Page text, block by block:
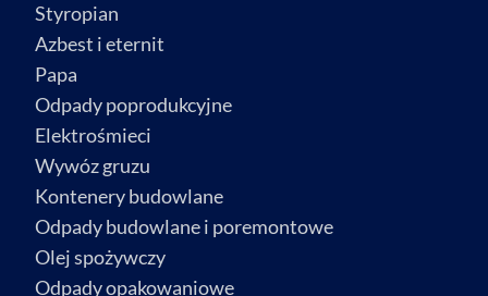
Styropian
Azbest i eternit
Papa
Odpady poprodukcyjne
Elektrośmieci
Wywóz gruzu
Kontenery budowlane
Odpady budowlane i poremontowe
Olej spożywczy
Odpady opakowaniowe